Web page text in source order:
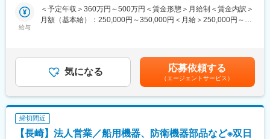
20代1名）
■社内の雰囲気：
後で社内の様々な業務改革を実行中です。
具体的には年間休日を105日→122日に増やすなど、社員のワーク
変更の範囲：本文参照
す。
ご経験に応じ、商品入出荷時の製品検査や評価を通じて製品知識
■特徴・魅力：
・世界中の優れたマリン製品・用品の日本地区代理店として、世
界各国から製品を輸入し、日本全国の船舶メンテナンス事業者へ
コン・冷水器・造水機などを日本国内で設計、海外にて製造し販
売しています。
〇長崎県から日本全国へ向け、製品の発信をしています。
給与
＜予定年収＞360万円～500万円＜賃金形態＞月給制＜賃金内訳＞
月額（基本給）：250,000円～350,000円＜月給＞250,000円～
度実績）年2回：前年実績計2.00ヶ月分賃金はあくまでも目安の金
額であり、選考を通じて上下する可能性があります。月給(月額)は
固定手当を含めた表記です。
気になる 応募依頼する
（エージェントサービス）
締切間近
【長崎】法人営業／船用機器、防衛機器部品など※双日